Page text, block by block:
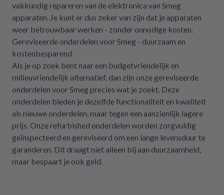
vakkundig repareren van de elektronica van Smeg
apparaten. Je kunt er dus zeker van zijn dat je apparaten
weer betrouwbaar werken - zonder onnodige kosten.
Gereviseerde onderdelen voor Smeg - duurzaam en
kostenbesparend
Als je op zoek bent naar een budgetvriendelijk en
milieuvriendelijk alternatief, dan zijn onze gereviseerde
onderdelen voor Smeg precies wat je zoekt. Deze
onderdelen bieden je dezelfde functionaliteit en kwaliteit
als nieuwe onderdelen, maar tegen een aanzienlijk lagere
prijs. Onze refurbished onderdelen worden zorgvuldig
geïnspecteerd en gereviseerd om een lange levensduur te
garanderen. Dit draagt niet alleen bij aan duurzaamheid,
maar bespaart je ook geld.